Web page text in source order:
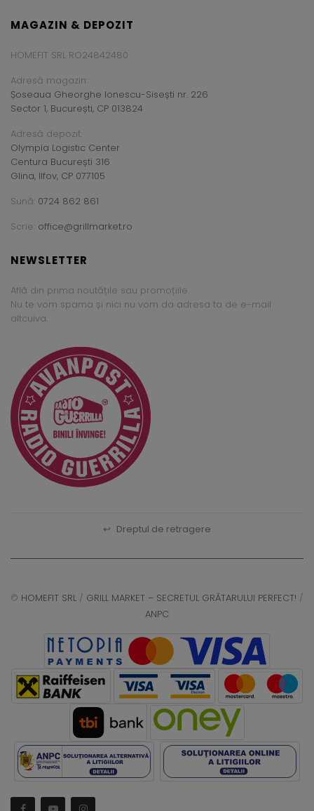
MAGAZIN & DEPOZIT
HOMEFIT SRL RO24842480
Adresă magazin:
Șoseaua Gheorghe Ionescu-Sisești nr. 226
Sector 1, București, CP 013824
Adresă depozit:
Olympia Logistic Center
Centura București 316
Glina, Ilfov, CP 077105
Sună: 0724 862 861
Scrie: office@grillmarket.ro
NEWSLETTER
Află din prima noutățile sau promoțiile.
Nu te vom spama și nici nu vom da adresa ta de e-mail
altcuiva.
↩ Dreptul de retragere
© HOMEFIT SRL / GRILL MARKET – SECRETUL GRĂTARULUI PERFECT! /
ANPC